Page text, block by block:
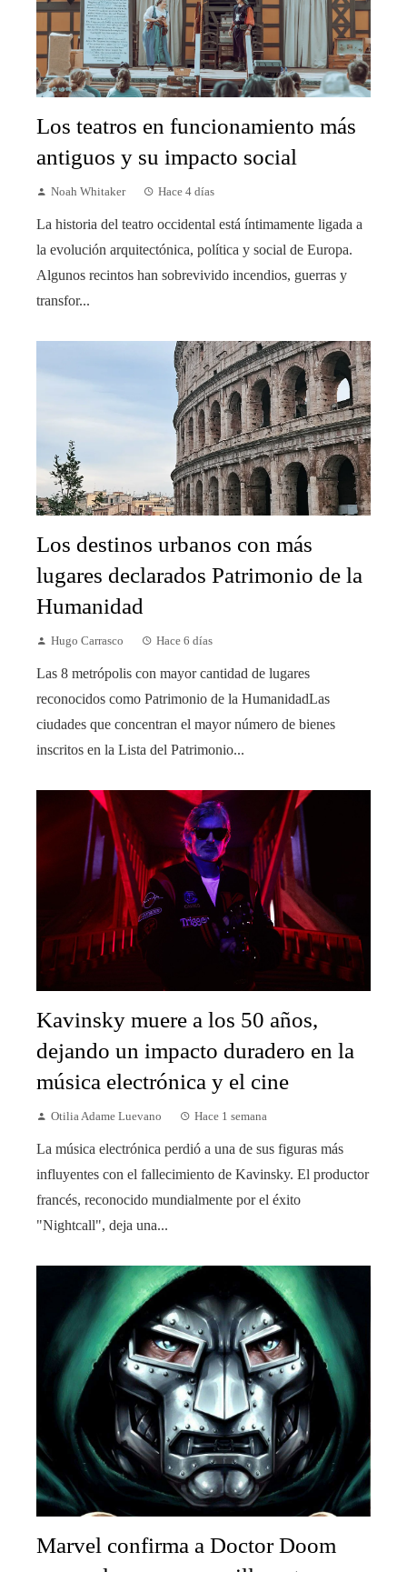
Los teatros en funcionamiento más
antiguos y su impacto social
Noah Whitaker Hace 4 días
La historia del teatro occidental está íntimamente ligada a
la evolución arquitectónica, política y social de Europa.
Algunos recintos han sobrevivido incendios, guerras y
transfor...
Los destinos urbanos con más
lugares declarados Patrimonio de la
Humanidad
Hugo Carrasco Hace 6 días
Las 8 metrópolis con mayor cantidad de lugares
reconocidos como Patrimonio de la HumanidadLas
ciudades que concentran el mayor número de bienes
inscritos en la Lista del Patrimonio...
Kavinsky muere a los 50 años,
dejando un impacto duradero en la
música electrónica y el cine
Otilia Adame Luevano Hace 1 semana
La música electrónica perdió a una de sus figuras más
influyentes con el fallecimiento de Kavinsky. El productor
francés, reconocido mundialmente por el éxito
"Nightcall", deja una...
Marvel confirma a Doctor Doom